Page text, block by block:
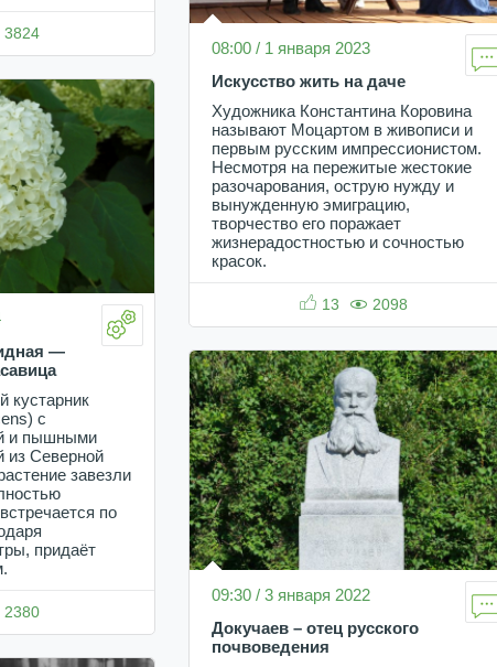
3824
—
кустарник
с
и пышными
из Северной
завезли
по
придаёт
2380
08:00 / 1 января 2023
Искусство жить на даче
Художника Константина Коровина
называют Моцартом в живописи и
первым русским импрессионистом.
Несмотря на пережитые жестокие
разочарования, острую нужду и
вынужденную эмиграцию,
творчество его поражает
жизнерадостностью и сочностью
красок.
13 2098
09:30 / 3 января 2022
Докучаев – отец русского
почвоведения